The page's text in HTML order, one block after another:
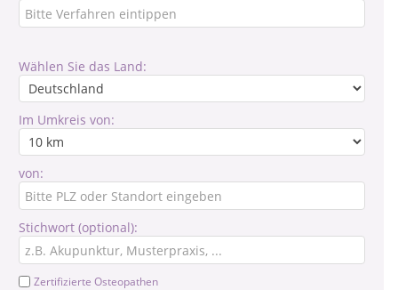
Wählen Sie das Land:
Im Umkreis von:
von:
Stichwort (optional):
Zertifizierte Osteopathen